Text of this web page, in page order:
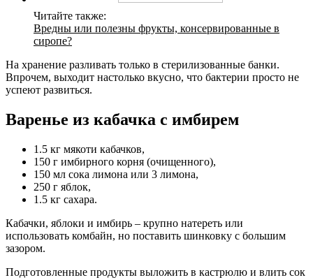
Читайте также:
Вредны или полезны фрукты, консервированные в
сиропе?
На хранение разливать только в стерилизованные банки.
Впрочем, выходит настолько вкусно, что бактерии просто не
успеют развиться.
Варенье из кабачка с имбирем
1.5 кг мякоти кабачков,
150 г имбирного корня (очищенного),
150 мл сока лимона или 3 лимона,
250 г яблок,
1.5 кг сахара.
Кабачки, яблоки и имбирь – крупно натереть или
использовать комбайн, но поставить шинковку с большим
зазором.
Подготовленные продукты выложить в кастрюлю и влить сок